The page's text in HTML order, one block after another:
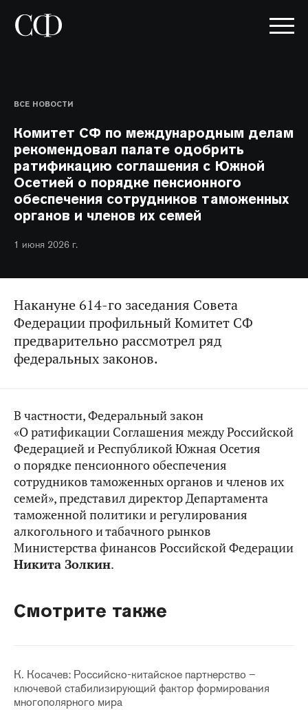
ВСЕ НОВОСТИ
Комитет СФ по международным делам
рекомендовал палате одобрить
ратификацию соглашения с Южной
Осетией о порядке пенсионного
обеспечения сотрудников таможенных
органов и членов их семей
1 июня 2026 г.
Накануне 614-го заседания Совета
Федерации профильный Комитет СФ
предварительно рассмотрел ряд
федеральных законов.
В частности, Федеральный закон
«О ратификации Соглашения между Российской
Федерацией и Республикой Южная Осетия
о порядке пенсионного обеспечения
сотрудников таможенных органов и членов их
семей», представил директор Департамента
таможенной политики и регулирования
алкогольного и табачного рынков
Министерства финансов Российской Федерации
Никита Золкин.
Смотрите также
К. Косачев: Российско-китайское партнерство –
ключевой стабилизирующий фактор формирования
многополярного мира